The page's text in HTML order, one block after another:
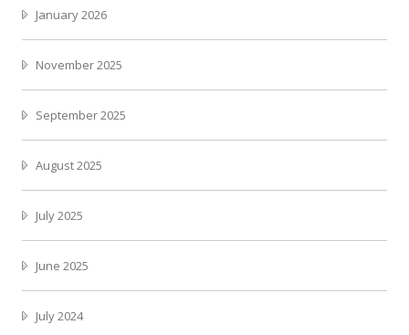
January 2026
November 2025
September 2025
August 2025
July 2025
June 2025
July 2024